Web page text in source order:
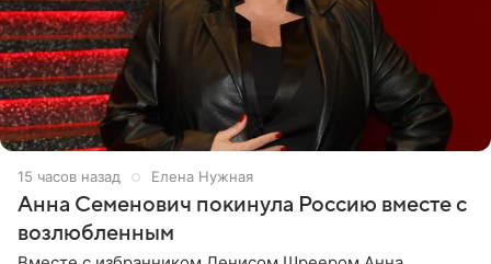
15 часов назад Елена Нужная
Анна Семенович покинула Россию вместе с
возлюбленным